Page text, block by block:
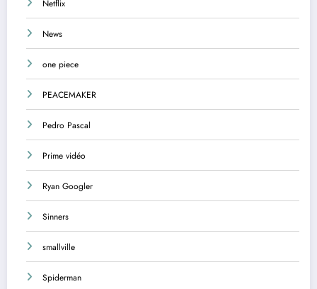
Netflix
News
one piece
PEACEMAKER
Pedro Pascal
Prime vidéo
Ryan Googler
Sinners
smallville
Spiderman